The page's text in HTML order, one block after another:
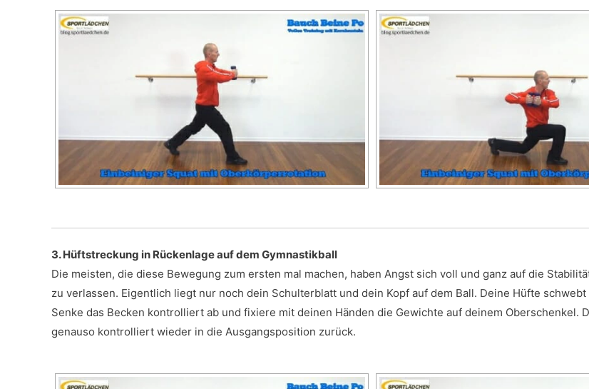
3. Hüftstreckung in Rückenlage auf dem Gymnastikball
Die meisten, die diese Bewegung zum ersten mal machen, haben Angst sich voll und ganz auf die
zu verlassen. Eigentlich liegt nur noch dein Schulterblatt und dein Kopf auf dem Ball. Deine Hüfte schwebt
Senke das Becken kontrolliert ab und fixiere mit deinen Händen die Gewichte auf deinem Oberschenkel.
genauso kontrolliert wieder in die Ausgangsposition zurück.